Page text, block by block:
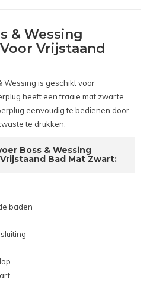
& Wessing
Vrijstaand
Wessing is geschikt voor
heeft een fraaie mat zwarte
eenvoudig te bedienen door
te drukken.
Boss & Wessing
Bad Mat Zwart:
baden